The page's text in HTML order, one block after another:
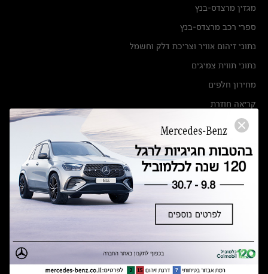
מגזין מרצדס-בנץ
ספרי רכב מרצדס-בנץ
נתוני זיהום אוויר וצריכת דלק וחשמל
נתוני תווית צמיגים
מחירון חלפים
קריאה חוזרת
הודעה על הטבות לרכבי מרצדס בהסדר פשרה בתצ 56447-02-19
תקנון ימי מכירות 120 לכלמוביל
מצאו אותנו
אולמות תצוגה
מרכזי שירות